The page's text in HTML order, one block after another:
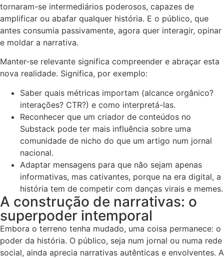
tornaram-se intermediários poderosos, capazes de
amplificar ou abafar qualquer história. E o público, que
antes consumia passivamente, agora quer interagir, opinar
e moldar a narrativa.
Manter-se relevante significa compreender e abraçar esta
nova realidade. Significa, por exemplo:
Saber quais métricas importam (alcance orgânico?
interações? CTR?) e como interpretá-las.
Reconhecer que um criador de conteúdos no
Substack pode ter mais influência sobre uma
comunidade de nicho do que um artigo num jornal
nacional.
Adaptar mensagens para que não sejam apenas
informativas, mas cativantes, porque na era digital, a
história tem de competir com danças virais e memes.
A construção de narrativas: o
superpoder intemporal
Embora o terreno tenha mudado, uma coisa permanece: o
poder da história. O público, seja num jornal ou numa rede
social, ainda aprecia narrativas autênticas e envolventes. A